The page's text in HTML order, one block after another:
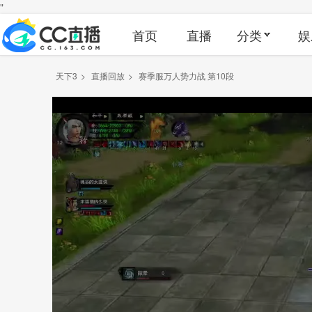
"
首页 直播 分类
天下3 > 直播回放 > 赛季服万人势力战 第10段